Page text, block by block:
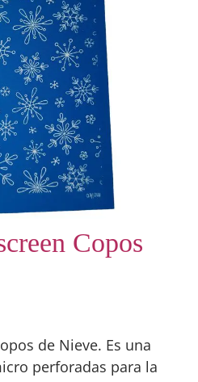
Copos
de Nieve. Es una
perforadas para la